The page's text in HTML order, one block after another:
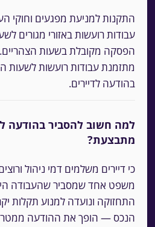
התקנות למניעת מפגעים וחוקי
עבודות רועשות באזורי מגורים
הפסקה מקובלת בשעות
מתזמנת עבודות רועשות לשעות
בהודעה לדיירים.
למה חשוב להסביר בהודעה
מתבצעת?
כי דיירים משלמים דמי ניהול
משפט אחד שמסביר שהעבודה
התחזוקה ונועדה למנוע תקלות
הנכס — הופך את ההודעה